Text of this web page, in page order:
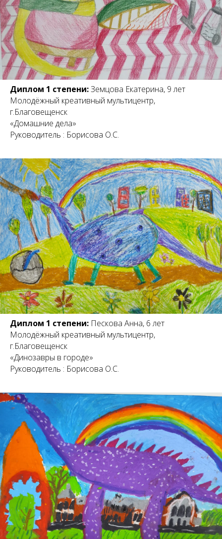
Диплом 1 степени:Земцова Екатерина, 9 лет
Молодёжный креативный мультицентр,
г.Благовещенск
«Домашние дела»
Руководитель : Борисова О.С.
Диплом 1 степени: Пескова Анна, 6 лет
Молодёжный креативный мультицентр,
г.Благовещенск
«Динозавры в городе»
Руководитель : Борисова О.С.